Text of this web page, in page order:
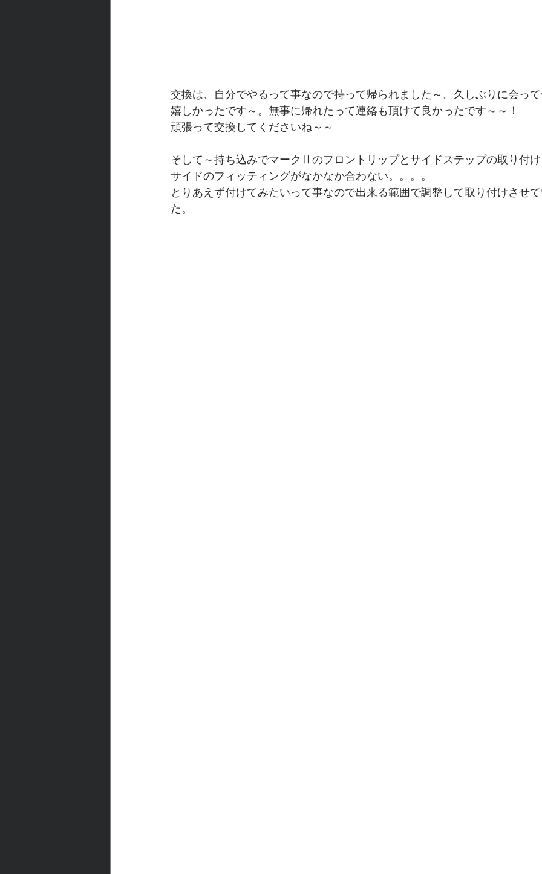
交換は、自分でやるって事なので持って帰られました～。久しぶりに会っ
嬉しかったです～。無事に帰れたって連絡も頂けて良かったです～～！
頑張って交換してくださいね～～
そして～持ち込みでマークⅡのフロントリップとサイドステップの取り付
サイドのフィッティングがなかなか合わない。。。。
とりあえず付けてみたいって事なので出来る範囲で調整して取り付けさせ
た。